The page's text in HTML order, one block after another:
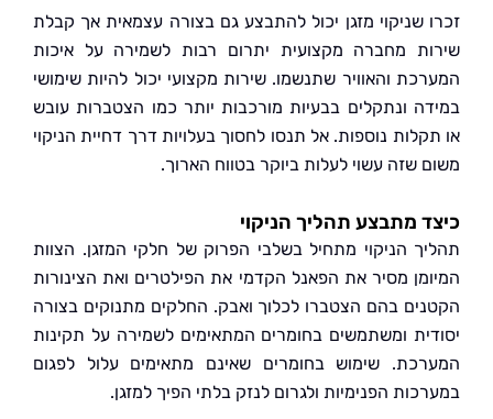
שניקוי מזגן יכול להתבצע גם בצורה עצמאית אך קבלת
מחברה מקצועית יתרום רבות לשמירה על איכות
והאוויר שתנשמו. שירות מקצועי יכול להיות שימושי
ונתקלים בבעיות מורכבות יותר כמו הצטברות עובש
נוספות. אל תנסו לחסוך בעלויות דרך דחיית הניקוי
שזה עשוי לעלות ביוקר בטווח הארוך.
מתבצע תהליך הניקוי
הניקוי מתחיל בשלבי הפרוק של חלקי המזגן. הצוות
מסיר את הפאנל הקדמי את הפילטרים ואת הצינורות
בהם הצטברו לכלוך ואבק. החלקים מתנוקים בצורה
ומשתמשים בחומרים המתאימים לשמירה על תקינות
שימוש בחומרים שאינם מתאימים עלול לפגום
הפנימיות ולגרום לנזק בלתי הפיך למזגן.